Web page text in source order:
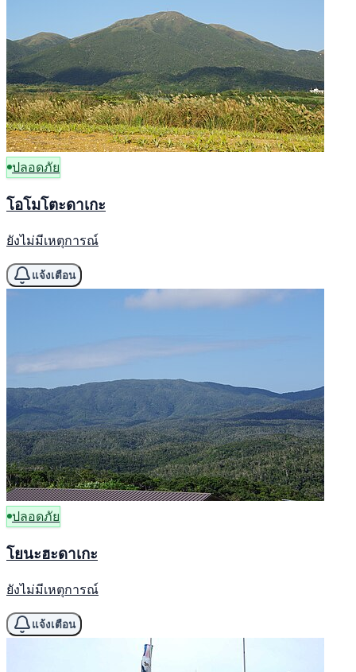
ปลอดภัย
โอโมโตะดาเกะ
ยังไม่มีเหตุการณ์
แจ้งเตือน
ปลอดภัย
โยนะฮะดาเกะ
ยังไม่มีเหตุการณ์
แจ้งเตือน